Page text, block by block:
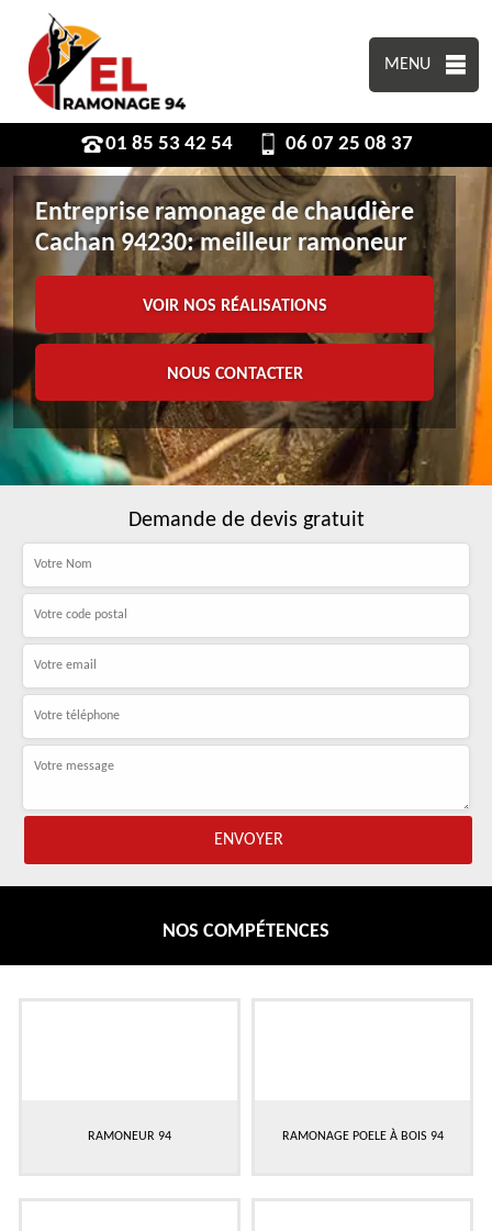
MENU
01 85 53 42 54 06 07 25 08 37
Entreprise ramonage de chaudière
Cachan 94230: meilleur ramoneur
VOIR NOS RÉALISATIONS
NOUS CONTACTER
Demande de devis gratuit
NOS COMPÉTENCES
RAMONEUR 94 RAMONAGE POELE À BOIS 94